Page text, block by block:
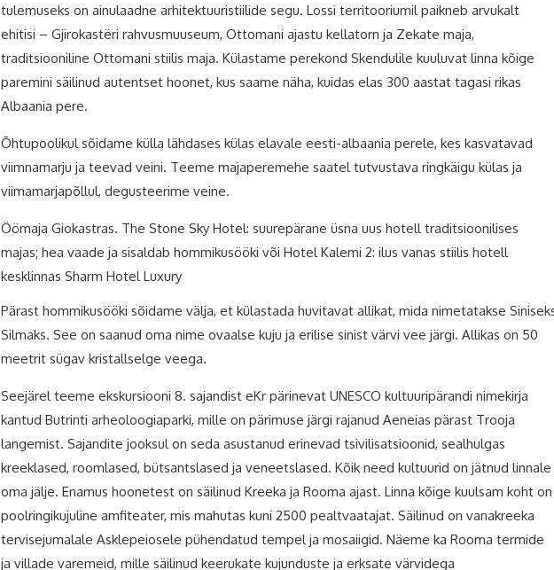
tulemuseks on ainulaadne arhitektuuristiilide segu. Lossi territooriumil paikneb arvukalt
ehitisi – Gjirokastëri rahvusmuuseum, Ottomani ajastu kellatorn ja Zekate maja,
traditsiooniline Ottomani stiilis maja. Külastame perekond Skendulile kuuluvat linna kõige
paremini säilinud autentset hoonet, kus saame näha, kuidas elas 300 aastat tagasi rikas
Albaania pere.
Õhtupoolikul sõidame külla lähdases külas elavale eesti-albaania perele, kes kasvatavad
viimnamarju ja teevad veini. Teeme majaperemehe saatel tutvustava ringkäigu külas ja
viimamarjapõllul, degusteerime veine.
Öömaja Giokastras. The Stone Sky Hotel: suurepärane üsna uus hotell traditsioonilises
majas; hea vaade ja sisaldab hommikusööki või Hotel Kalemi 2: ilus vanas stiilis hotell
kesklinnas Sharm Hotel Luxury
Pärast hommikusööki sõidame välja, et külastada huvitavat allikat, mida nimetatakse
Silmaks. See on saanud oma nime ovaalse kuju ja erilise sinist värvi vee järgi. Allikas on 50
meetrit sügav kristallselge veega.
Seejärel teeme ekskursiooni 8. sajandist eKr pärinevat UNESCO kultuuripärandi nimekirja
kantud Butrinti arheoloogiaparki, mille on pärimuse järgi rajanud Aeneias pärast Trooja
langemist. Sajandite jooksul on seda asustanud erinevad tsivilisatsioonid, sealhulgas
kreeklased, roomlased, bütsantslased ja veneetslased. Kõik need kultuurid on jätnud linnale
oma jälje. Enamus hoonetest on säilinud Kreeka ja Rooma ajast. Linna kõige kuulsam koht on
poolringikujuline amfiteater, mis mahutas kuni 2500 pealtvaatajat. Säilinud on vanakreeka
tervisejumalale Asklepeiosele pühendatud tempel ja mosaiigid. Näeme ka Rooma termide
ja villade varemeid, mille säilinud keerukate kujunduste ja erksate värvidega